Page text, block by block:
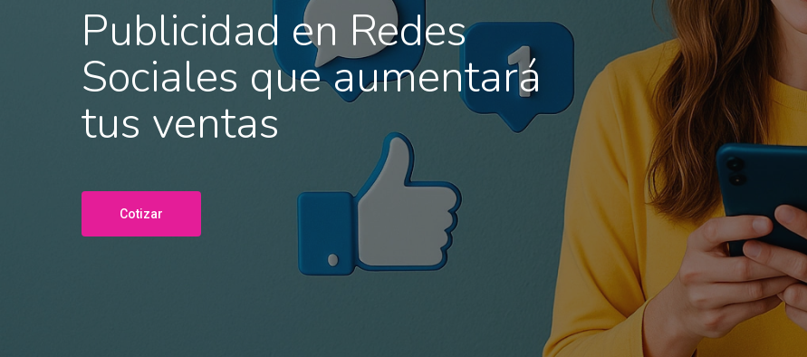
Publicidad en Redes
Sociales que aumentará
tus ventas
Cotizar